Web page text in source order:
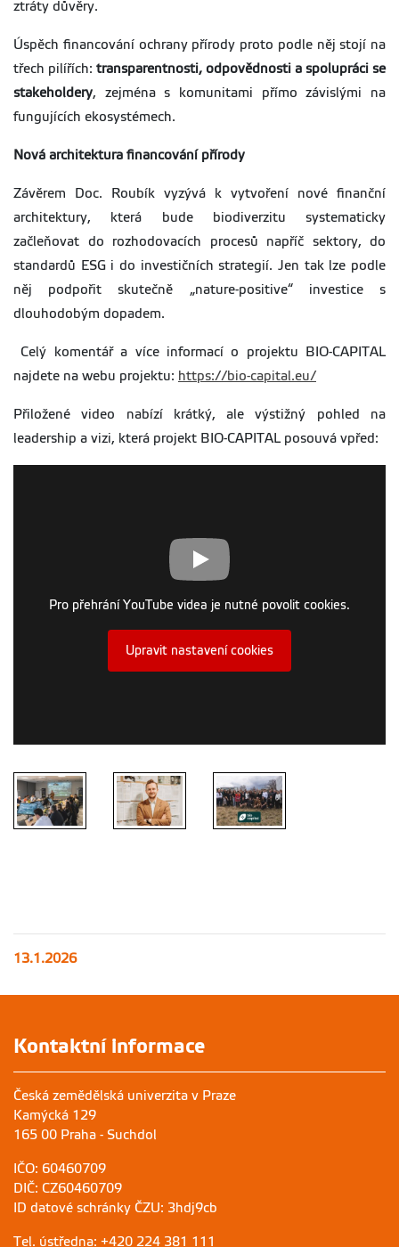
ztráty důvěry.
Úspěch financování ochrany přírody proto podle něj stojí na
třech pilířích: transparentnosti, odpovědnosti a spolupráci se
stakeholdery, zejména s komunitami přímo závislými na
fungujících ekosystémech.
Nová architektura financování přírody
Závěrem Doc. Roubík vyzývá k vytvoření nové finanční
architektury, která bude biodiverzitu systematicky
začleňovat do rozhodovacích procesů napříč sektory, do
standardů ESG i do investičních strategií. Jen tak lze podle
něj podpořit skutečně „nature-positive“ investice s
dlouhodobým dopadem.
Celý komentář a více informací o projektu BIO-CAPITAL
najdete na webu projektu: https://bio-capital.eu/
Přiložené video nabízí krátký, ale výstižný pohled na
leadership a vizi, která projekt BIO-CAPITAL posouvá vpřed:
Pro přehrání YouTube videa je nutné povolit cookies.
Upravit nastavení cookies
13.1.2026
Kontaktní informace
Česká zemědělská univerzita v Praze
Kamýcká 129
165 00 Praha - Suchdol
IČO: 60460709
DIČ: CZ60460709
ID datové schránky ČZU: 3hdj9cb
Tel. ústředna: +420 224 381 111